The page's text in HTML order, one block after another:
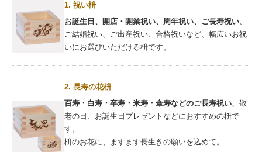
1. 祝い枡
お誕生日、開店・開業祝い、周年祝い、ご長寿祝い、
ご結婚祝い、ご出産祝い、合格祝いなど、幅広いお祝
いにお選びいただける枡です。
2. 長寿の花枡
百寿・白寿・卒寿・米寿・傘寿などのご長寿祝い、敬
老の日、お誕生日プレゼントなどにおすすめの枡で
す。
枡のお花に、ますます長生きの願いを込めて。